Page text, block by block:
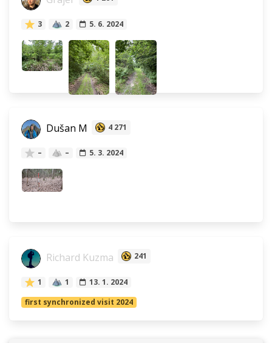
3 2 5. 6. 2024
Dušan M 4 271
– – 5. 3. 2024
Richard Kuzma 241
1 1
13. 1. 2024
first synchronized visit 2024